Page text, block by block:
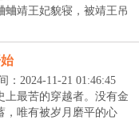
蛐靖王妃貌寝，被靖王吊
：2024-11-21 01:46:45
上最苦的穿越者。没有金
，唯有被岁月磨平的心